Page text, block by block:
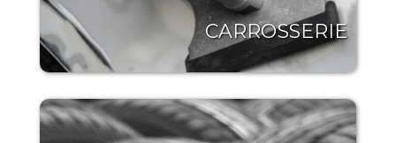
CARROSSERIE